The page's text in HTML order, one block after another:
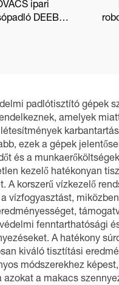
ipari
DEEBOT
padlótisztító gépek
amelyek
ezek a gépek
és a
kezelő hatékonyan
A korszerű vízkezelő
vízfogyasztást,
fenntarthatósági
A hatékony
kiváló tisztítási
módszerekhez
azokat a makacs